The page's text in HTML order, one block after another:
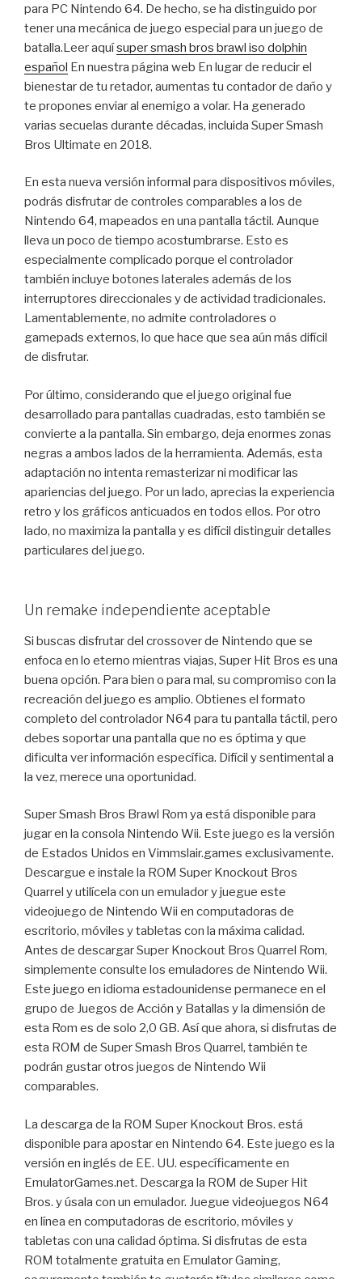
para PC Nintendo 64. De hecho, se ha distinguido por
tener una mecánica de juego especial para un juego de
batalla.Leer aquísuper smash bros brawl iso dolphin
español En nuestra página web En lugar de reducir el
bienestar de tu retador, aumentas tu contador de daño y
te propones enviar al enemigo a volar. Ha generado
varias secuelas durante décadas, incluida Super Smash
Bros Ultimate en 2018.
En esta nueva versión informal para dispositivos móviles,
podrás disfrutar de controles comparables a los de
Nintendo 64, mapeados en una pantalla táctil. Aunque
lleva un poco de tiempo acostumbrarse. Esto es
especialmente complicado porque el controlador
también incluye botones laterales además de los
interruptores direccionales y de actividad tradicionales.
Lamentablemente, no admite controladores o
gamepads externos, lo que hace que sea aún más difícil
de disfrutar.
Por último, considerando que el juego original fue
desarrollado para pantallas cuadradas, esto también se
convierte a la pantalla. Sin embargo, deja enormes zonas
negras a ambos lados de la herramienta. Además, esta
adaptación no intenta remasterizar ni modificar las
apariencias del juego. Por un lado, aprecias la experiencia
retro y los gráficos anticuados en todos ellos. Por otro
lado, no maximiza la pantalla y es difícil distinguir detalles
particulares del juego.
Un remake independiente aceptable
Si buscas disfrutar del crossover de Nintendo que se
enfoca en lo eterno mientras viajas, Super Hit Bros es una
buena opción. Para bien o para mal, su compromiso con la
recreación del juego es amplio. Obtienes el formato
completo del controlador N64 para tu pantalla táctil, pero
debes soportar una pantalla que no es óptima y que
dificulta ver información específica. Difícil y sentimental a
la vez, merece una oportunidad.
Super Smash Bros Brawl Rom ya está disponible para
jugar en la consola Nintendo Wii. Este juego es la versión
de Estados Unidos en Vimmslair.games exclusivamente.
Descargue e instale la ROM Super Knockout Bros
Quarrel y utilícela con un emulador y juegue este
videojuego de Nintendo Wii en computadoras de
escritorio, móviles y tabletas con la máxima calidad.
Antes de descargar Super Knockout Bros Quarrel Rom,
simplemente consulte los emuladores de Nintendo Wii.
Este juego en idioma estadounidense permanece en el
grupo de Juegos de Acción y Batallas y la dimensión de
esta Rom es de solo 2,0 GB. Así que ahora, si disfrutas de
esta ROM de Super Smash Bros Quarrel, también te
podrán gustar otros juegos de Nintendo Wii
comparables.
La descarga de la ROM Super Knockout Bros. está
disponible para apostar en Nintendo 64. Este juego es la
versión en inglés de EE. UU. específicamente en
EmulatorGames.net. Descarga la ROM de Super Hit
Bros. y úsala con un emulador. Juegue videojuegos N64
en línea en computadoras de escritorio, móviles y
tabletas con una calidad óptima. Si disfrutas de esta
ROM totalmente gratuita en Emulator Gaming,